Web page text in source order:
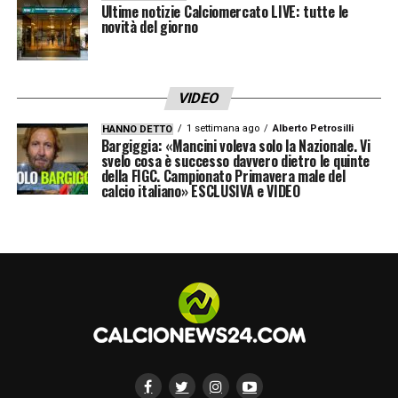
MILANNEWS24Ultime notizie Calciomercato LIVE: tutte le
novità del giorno
VIDEO
HANNO DETTO 1 settimana ago Alberto Petrosilli
Bargiggia: «Mancini voleva solo la Nazionale. Vi
svelo cosa è successo davvero dietro le quinte
della FIGC. Campionato Primavera male del
calcio italiano» ESCLUSIVA e VIDEO